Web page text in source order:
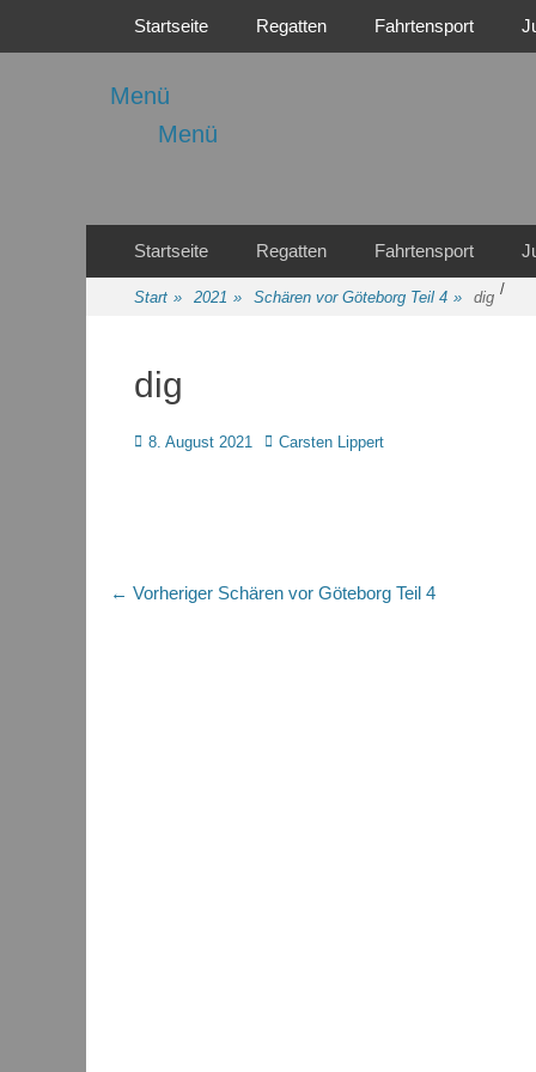
Menü
Regattasport und Wasserwandern - Freizeit mit der
Menü
Primäres Menü
Startseite Regatten Fahrtensport
Sekundäres Menü
springen
Startseite Regatten Fahrtensport
Start » 2021 » /
Schären vor Göteborg Teil 4 » dig
dig
Posted
8. August 2021 Autor
Carsten Lippert
Beitragsnavigation
← Vorheriger Vorheriger
Schären vor Göteborg Teil 4